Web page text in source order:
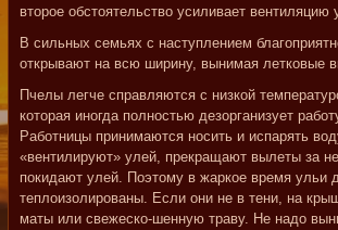
второе обстоятельство усиливает вентиляцию
В сильных семьях с наступлением
открывают на всю ширину, вынимая летковые
Пчелы легче справляются с низкой
которая иногда полностью дезорганизует
Работницы принимаются носить и испарять
«вентилируют» улей, прекращают вылеты за
покидают улей. Поэтому в жаркое время ульи
теплоизолированы. Если они не в тени, на
маты или свежеско-шенную траву. Не надо